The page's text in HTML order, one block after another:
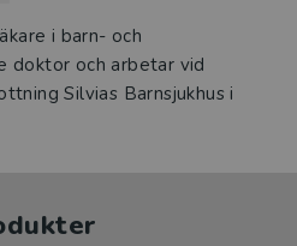
i barn- och
doktor och arbetar vid
Silvias Barnsjukhus i